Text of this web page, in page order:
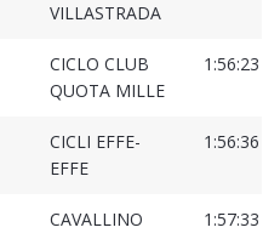
VILLASTRADA
CICLO CLUB
QUOTA MILLE
1:56:23
CICLI EFFE-
EFFE
1:56:36
CAVALLINO
1:57:33